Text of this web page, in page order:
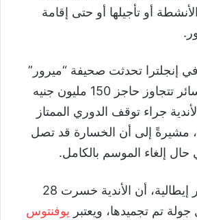
أو تأجيلها أو حتى إقامة
إنجلترا تحدثت صحيفة “ميرور”
في تقرير لها عن خسائر تتجاوز حاجز 150 مليون جنيه
جراء توقف الدوري الممتاز
مشيرةً إلى أن الخسارة قد تصل
كما أكدت عدة تقارير إيطالية، أن الأندية خسرت 28
تم تجميدها، ويعتبر يوفنتوس